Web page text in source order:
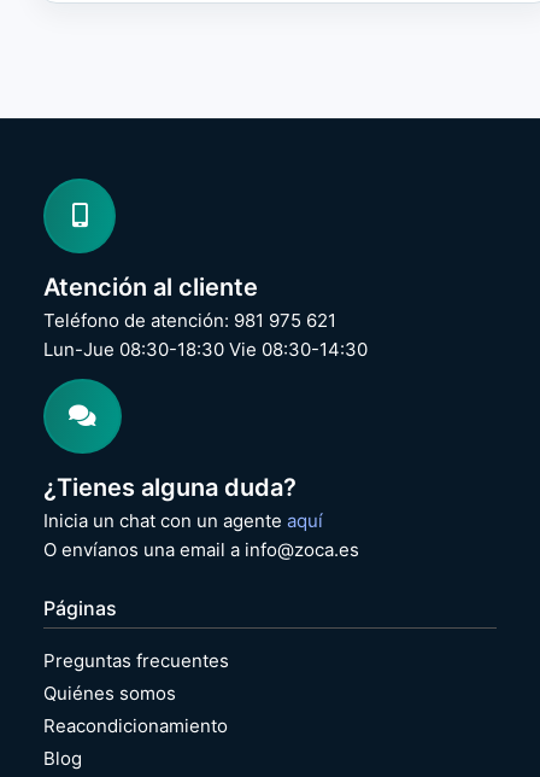
Atención al cliente
Teléfono de atención: 981 975 621
Lun-Jue 08:30-18:30 Vie 08:30-14:30
¿Tienes alguna duda?
Inicia un chat con un agenteaquí
O envíanos una email a info@zoca.es
Páginas
Preguntas frecuentes
Quiénes somos
Reacondicionamiento
Blog